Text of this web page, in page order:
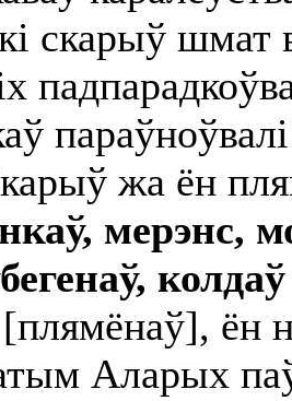
скарыў шмат
жа ён
мерэнс,
колдаў
[плямёнаў], ён
Аларых